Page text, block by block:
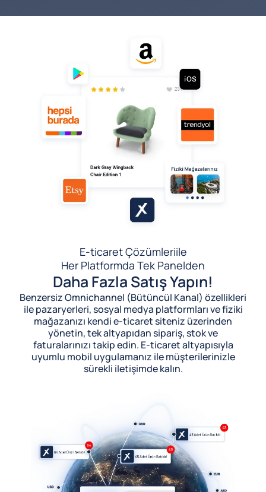
E-ticaret Çözümleriile
Her Platformda Tek Panelden
Daha Fazla Satış Yapın!
Benzersiz Omnichannel (Bütüncül Kanal) özellikleri
ile pazaryerleri, sosyal medya platformları ve fiziki
mağazanızı kendi e-ticaret siteniz üzerinden
yönetin, tek altyapıdan sipariş, stok ve
faturalarınızı takip edin. E-ticaret altyapısıyla
uyumlu mobil uygulamanız ile müşterilerinizle
sürekli iletişimde kalın.